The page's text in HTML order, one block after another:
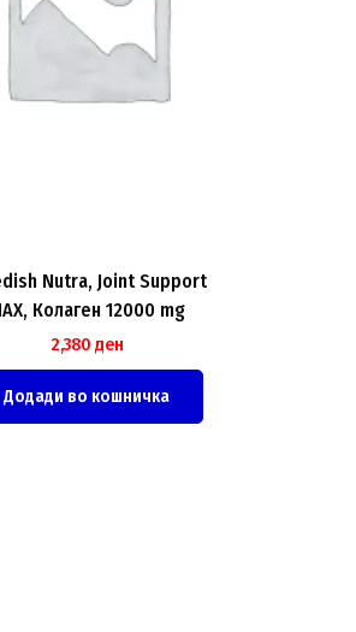
Nutra, Joint Support
Колаген 12000 mg
2,380 ден
Додади во кошничка